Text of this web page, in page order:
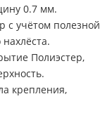
0.7 мм.
с учётом полезной
Полиэстер,
крепления,